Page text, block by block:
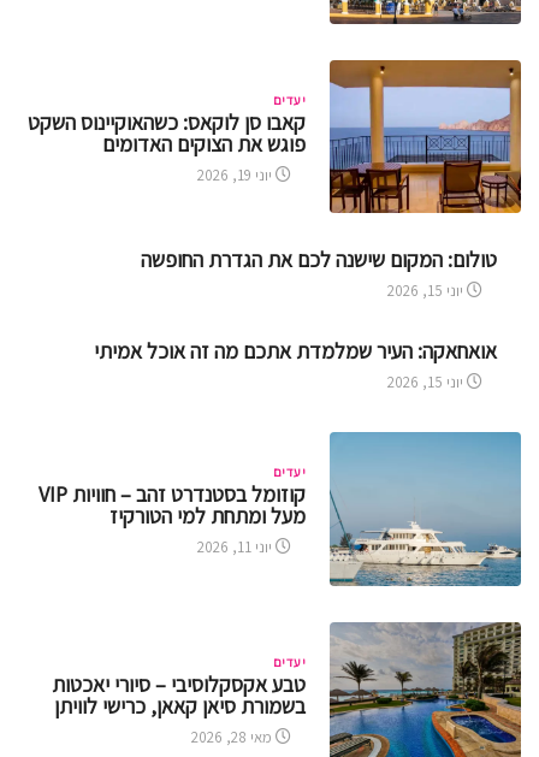
יעדים
קאבו סן לוקאס: כשהאוקיינוס השקט
פוגש את הצוקים האדומים
יוני 19, 2026
טולום: המקום שישנה לכם את הגדרת החופשה
יוני 15, 2026
אואחאקה: העיר שמלמדת אתכם מה זה אוכל אמיתי
יוני 15, 2026
יעדים
קוזומל בסטנדרט זהב – חוויות VIP
מעל ומתחת למי הטורקיז
יוני 11, 2026
יעדים
טבע אקסקלוסיבי – סיורי יאכטות
בשמורת סיאן קאאן, כרישי לוויתן
מאי 28, 2026